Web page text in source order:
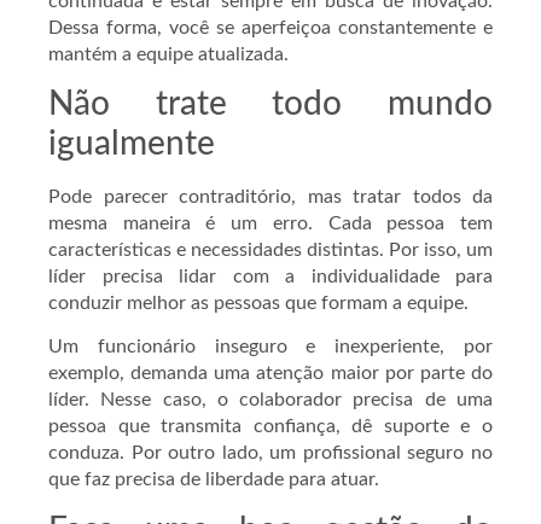
Dessa forma, você se aperfeiçoa constantemente e
mantém a equipe atualizada.
Não trate todo mundo
igualmente
Pode parecer contraditório, mas tratar todos da
mesma maneira é um erro. Cada pessoa tem
características e necessidades distintas. Por isso, um
líder precisa lidar com a individualidade para
conduzir melhor as pessoas que formam a equipe.
Um funcionário inseguro e inexperiente, por
exemplo, demanda uma atenção maior por parte do
líder. Nesse caso, o colaborador precisa de uma
pessoa que transmita confiança, dê suporte e o
conduza. Por outro lado, um profissional seguro no
que faz precisa de liberdade para atuar.